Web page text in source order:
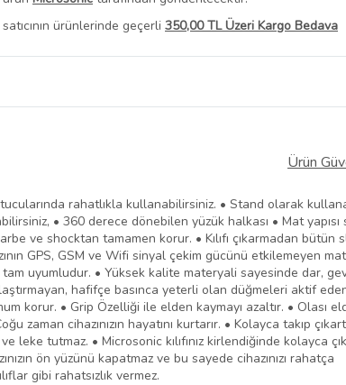
ürünlerinde geçerli 350,00 TL Üzeri Kargo Bedava
Tüm Ürünlerini Görüntüle
Ürün
rahatlıkla kullanabilirsiniz. • Stand olarak
• 360 derece dönebilen yüzük halkası • Mat yapısı
ve shocktan tamamen korur. • Kılıfı çıkarmadan bütün
GPS, GSM ve Wifi sinyal çekim gücünü etkilemeyen
uyumludur. • Yüksek kalite materyali sayesinde dar,
hafifçe basınca yeterli olan düğmeleri aktif
korur. • Grip Özelliği ile elden kaymayı azaltır. • Olası
cihazınızın hayatını kurtarır. • Kolayca takıp
tutmaz. • Microsonic kılıfınız kirlendiğinde kolayca
ön yüzünü kapatmaz ve bu sayede cihazınızı rahatça
gibi rahatsızlık vermez.